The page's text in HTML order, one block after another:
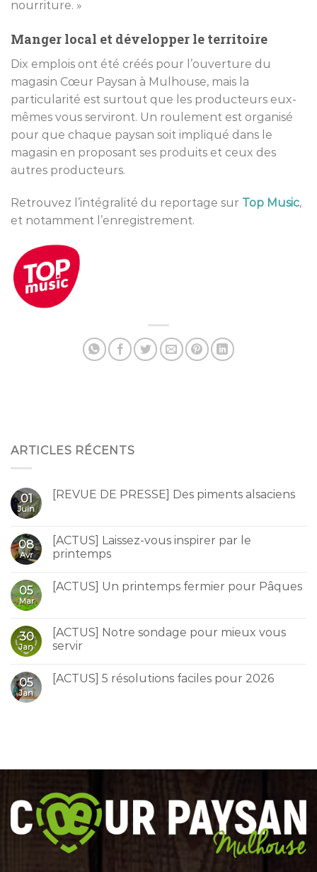
nourriture. »
Manger local et développer le territoire
Dix emplois ont été créés pour l’ouverture du
magasin Cœur Paysan à Mulhouse, mais la
particularité est surtout que les producteurs eux-
mêmes vous serviront. Un roulement est organisé
pour que chaque paysan soit impliqué dans le
magasin en proposant ses produits et ceux des
autres producteurs.
Retrouvez l’intégralité du reportage sur Top Music,
et notamment l’enregistrement.
ARTICLES RÉCENTS
01
Juin
[REVUE DE PRESSE] Des piments alsaciens
08
Avr
[ACTUS] Laissez-vous inspirer par le
printemps
05
Mar
[ACTUS] Un printemps fermier pour Pâques
30
Jan
[ACTUS] Notre sondage pour mieux vous
servir
05
Jan
[ACTUS] 5 résolutions faciles pour 2026